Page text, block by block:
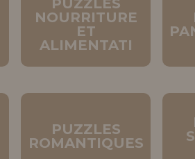
PUZZLES
NOURRITURE
ET
ALIMENTATI
PUZZLES
ROMANTIQUES